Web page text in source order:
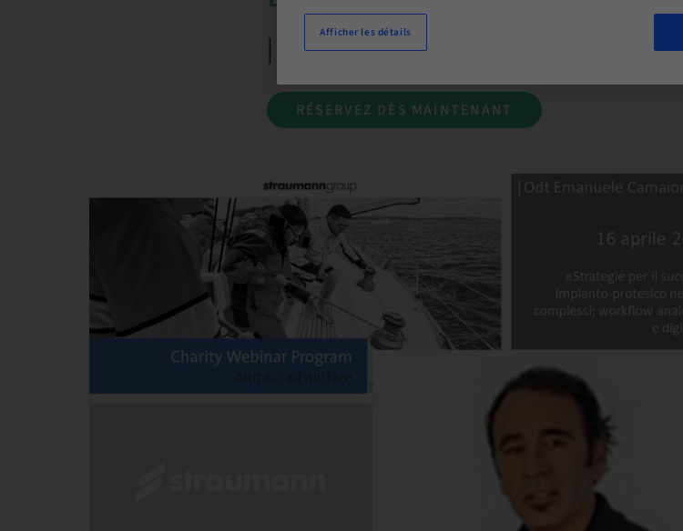
| Online
RÉSERVEZ DÈS MAINTENANT
Afficher les détails